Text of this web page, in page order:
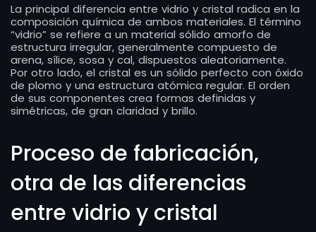
La principal diferencia entre vidrio y cristal radica en la
composición química de ambos materiales. El término
“vidrio” se refiere a un material sólido amorfo de
estructura irregular, generalmente compuesto de
arena, sílice, sosa y cal, dispuestos aleatoriamente.
Por otro lado, el cristal es un sólido perfecto con óxido
de plomo y una estructura atómica regular. El orden
de sus componentes crea formas definidas y
simétricas, de gran claridad y brillo.
Proceso de fabricación,
otra de las diferencias
entre vidrio y cristal